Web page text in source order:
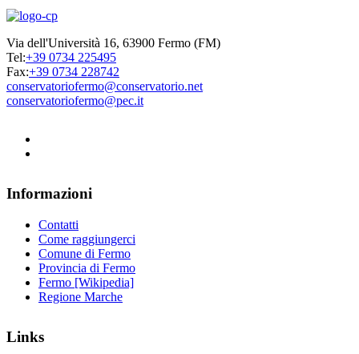
Via dell'Università 16, 63900 Fermo (FM)
Tel:+39 0734 225495
Fax:+39 0734 228742
conservatoriofermo@conservatorio.net
conservatoriofermo@pec.it
Informazioni
Contatti
Come raggiungerci
Comune di Fermo
Provincia di Fermo
Fermo [Wikipedia]
Regione Marche
Links